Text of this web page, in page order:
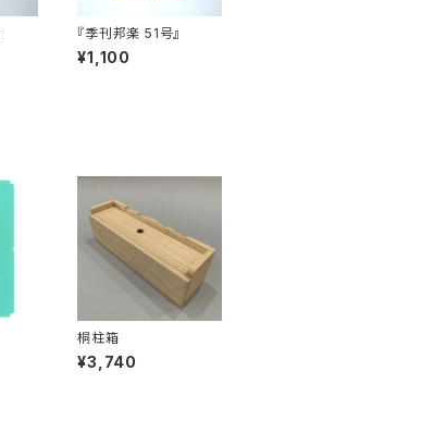
『季刊邦楽 51号』
¥1,100
桐柱箱
¥3,740